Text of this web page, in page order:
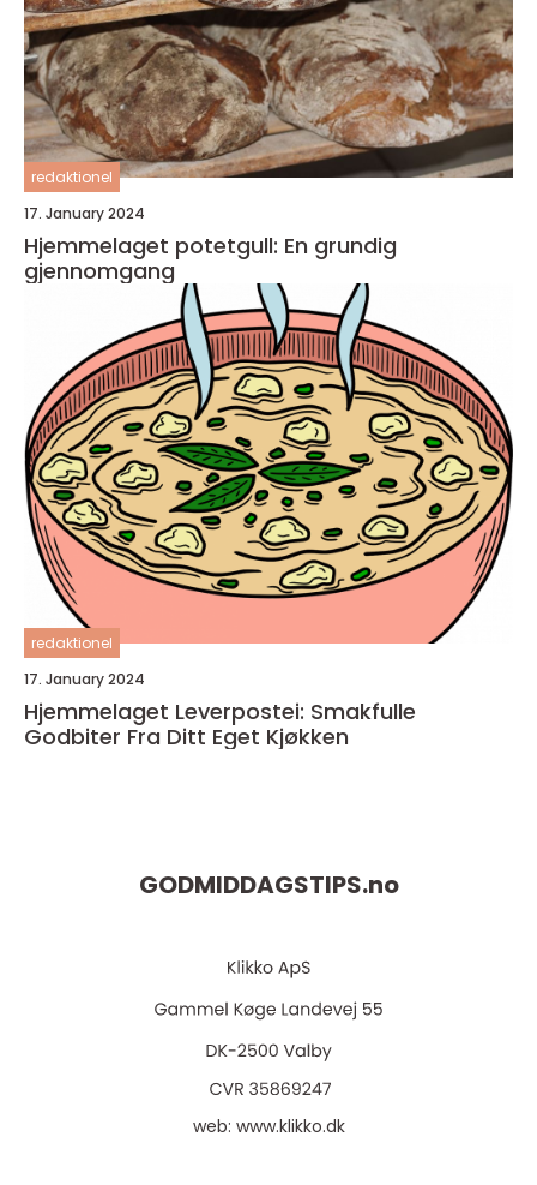
redaktionel
17. January 2024
Hjemmelaget potetgull: En grundig
gjennomgang
redaktionel
17. January 2024
Hjemmelaget Leverpostei: Smakfulle
Godbiter Fra Ditt Eget Kjøkken
GODMIDDAGSTIPS.no
web: www.klikko.dk